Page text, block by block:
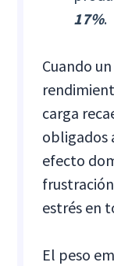
17%.
Cuando
carga
obligados
efecto
estrés en
El peso